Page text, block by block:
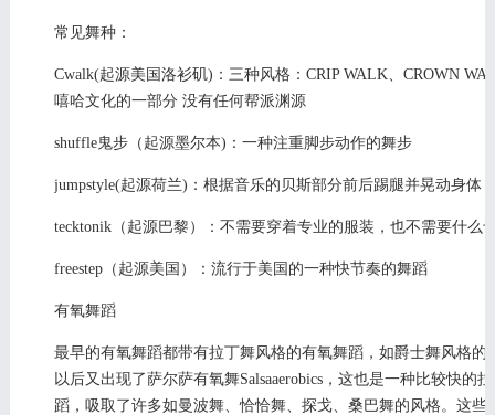
常见舞种：
Cwalk(起源美国洛衫矶)：三种风格：CRIP WALK、CROWN
嘻哈文化的一部分 没有任何帮派渊源
shuffle鬼步（起源墨尔本)：一种注重脚步动作的舞步
jumpstyle(起源荷兰)：根据音乐的贝斯部分前后踢腿并晃动身体
tecktonik（起源巴黎）：不需要穿着专业的服装，也不需要什
freestep（起源美国）：流行于美国的一种快节奏的舞蹈
有氧舞蹈
最早的有氧舞蹈都带有拉丁舞风格的有氧舞蹈，如爵士舞风格的
以后又出现了萨尔萨有氧舞Salsaaerobics，这也是一种比较快的
蹈，吸取了许多如曼波舞、恰恰舞、探戈、桑巴舞的风格。这些